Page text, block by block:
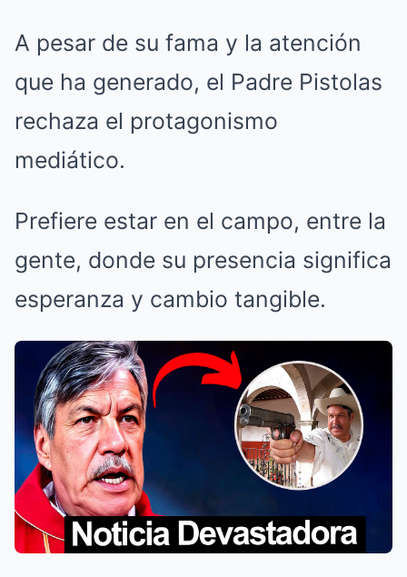
A pesar de su fama y la atención
que ha generado, el Padre Pistolas
rechaza el protagonismo
mediático.
Prefiere estar en el campo, entre la
gente, donde su presencia significa
esperanza y cambio tangible.